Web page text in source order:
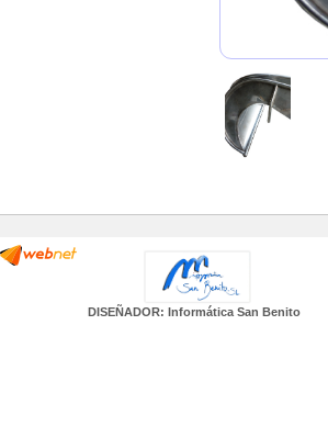
DISEÑADOR: Informática San Benito